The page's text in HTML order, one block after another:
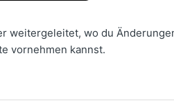
weitergeleitet, wo du
vornehmen kannst.